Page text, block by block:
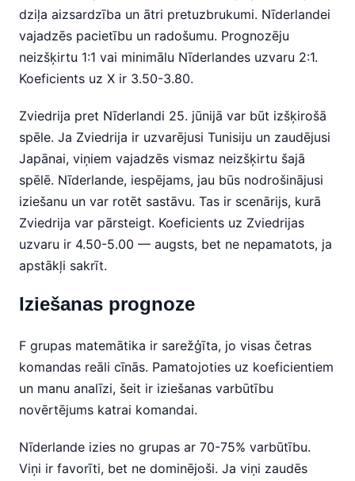
dziļa aizsardzība un ātri pretuzbrukumi. Nīderlandei
vajadzēs pacietību un radošumu. Prognozēju
neizšķirtu 1:1 vai minimālu Nīderlandes uzvaru 2:1.
Koeficients uz X ir 3.50-3.80.
Zviedrija pret Nīderlandi 25. jūnijā var būt izšķirošā
spēle. Ja Zviedrija ir uzvarējusi Tunisiju un zaudējusi
Japānai, viņiem vajadzēs vismaz neizšķirtu šajā
spēlē. Nīderlande, iespējams, jau būs nodrošinājusi
iziešanu un var rotēt sastāvu. Tas ir scenārijs, kurā
Zviedrija var pārsteigt. Koeficients uz Zviedrijas
uzvaru ir 4.50-5.00 — augsts, bet ne nepamatots, ja
apstākļi sakrīt.
Iziešanas prognoze
F grupas matemātika ir sarežģīta, jo visas četras
komandas reāli cīnās. Pamatojoties uz koeficientiem
un manu analīzi, šeit ir iziešanas varbūtību
novērtējums katrai komandai.
Nīderlande izies no grupas ar 70-75% varbūtību.
Viņi ir favorīti, bet ne dominējoši. Ja viņi zaudēs